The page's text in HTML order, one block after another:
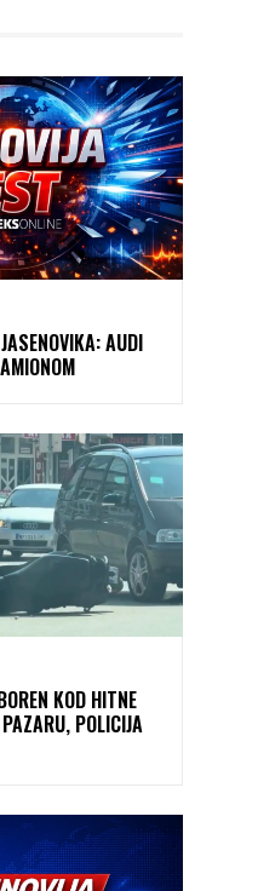
AUDI
KOD HITNE
POLICIJA